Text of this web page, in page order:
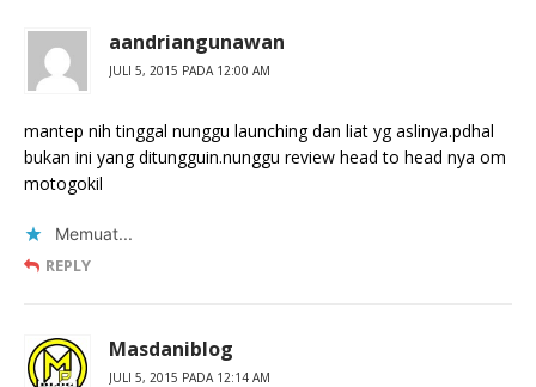
aandriangunawan
JULI 5, 2015 PADA 12:00 AM
mantep nih tinggal nunggu launching dan liat yg aslinya.pdhal
bukan ini yang ditungguin.nunggu review head to head nya om
motogokil
Memuat...
REPLY
Masdaniblog
JULI 5, 2015 PADA 12:14 AM